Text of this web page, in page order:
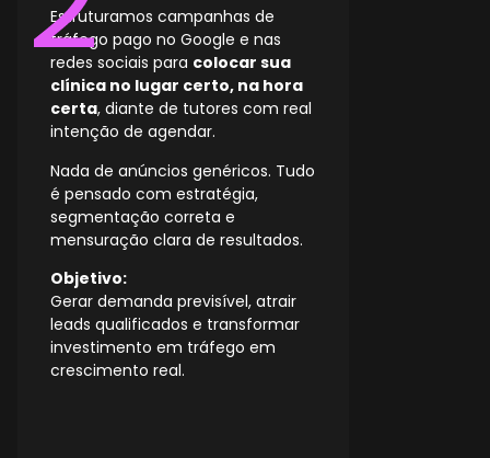
Estruturamos campanhas de
tráfego pago no Google e nas
redes sociais para colocar sua
clínica no lugar certo, na hora
certa, diante de tutores com real
intenção de agendar.
Nada de anúncios genéricos. Tudo
é pensado com estratégia,
segmentação correta e
mensuração clara de resultados.
Objetivo:
Gerar demanda previsível, atrair
leads qualificados e transformar
investimento em tráfego em
crescimento real.